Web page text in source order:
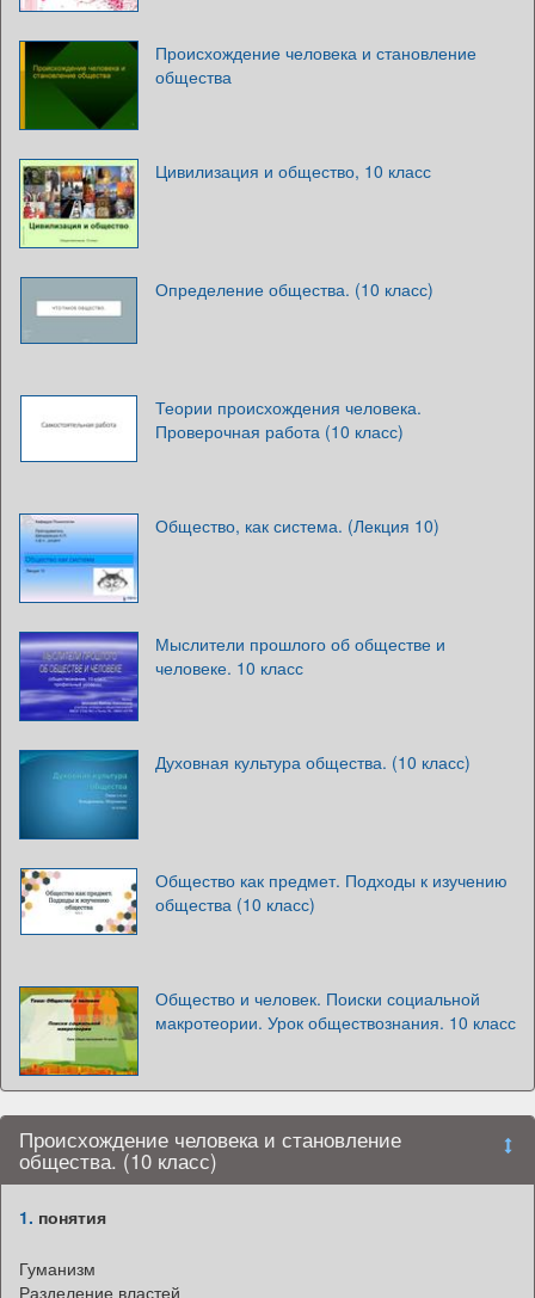
Происхождение человека и становление
общества
Цивилизация и общество, 10 класс
Определение общества. (10 класс)
Теории происхождения человека.
Проверочная работа (10 класс)
Общество, как система. (Лекция 10)
Мыслители прошлого об обществе и
человеке. 10 класс
Духовная культура общества. (10 класс)
Общество как предмет. Подходы к изучению
общества (10 класс)
Общество и человек. Поиски социальной
макротеории. Урок обществознания. 10 класс
Происхождение человека и становление
общества. (10 класс)
1. понятия
Гуманизм
Разделение властей